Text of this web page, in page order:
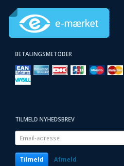
BETALINGSMETODER
TILMELD NYHEDSBREV
Email-
adresse
Tilmeld Afmeld